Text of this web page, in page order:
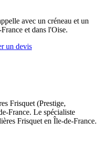
avec un créneau et un
et dans l'Oise.
un devis
Frisquet (Prestige,
France. Le spécialiste
Frisquet en Île-de-France.